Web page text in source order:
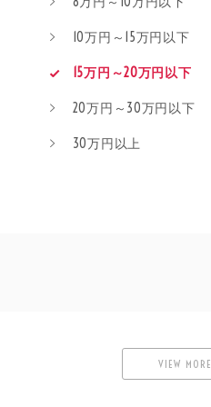
10万円～15万円以下
15万円～20万円以下
20万円～30万円以下
30万円以上
VIEW MORE